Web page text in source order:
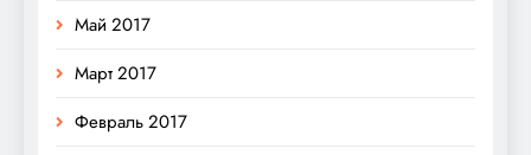
Май 2017
Март 2017
Февраль 2017